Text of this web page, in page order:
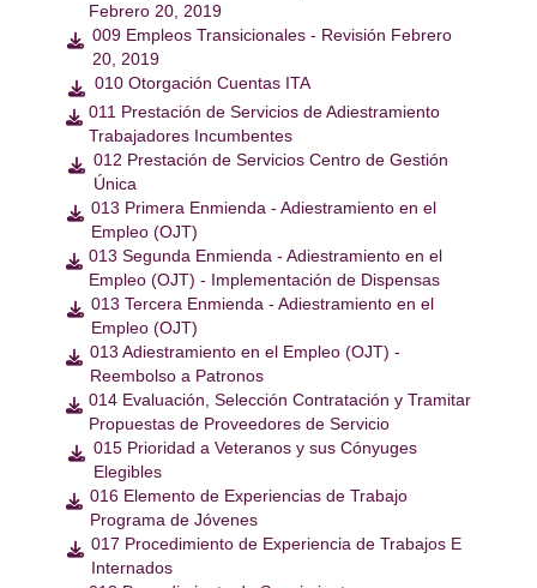
Febrero 20, 2019
 009 Empleos Transicionales - Revisión Febrero
20, 2019
 010 Otorgación Cuentas ITA
 011 Prestación de Servicios de Adiestramiento
Trabajadores Incumbentes
 012 Prestación de Servicios Centro de Gestión
Única
 013 Primera Enmienda - Adiestramiento en el
Empleo (OJT)
 013 Segunda Enmienda - Adiestramiento en el
Empleo (OJT) - Implementación de Dispensas
 013 Tercera Enmienda - Adiestramiento en el
Empleo (OJT)
 013 Adiestramiento en el Empleo (OJT) -
Reembolso a Patronos
 014 Evaluación, Selección Contratación y Tramitar
Propuestas de Proveedores de Servicio
 015 Prioridad a Veteranos y sus Cónyuges
Elegibles
 016 Elemento de Experiencias de Trabajo
Programa de Jóvenes
 017 Procedimiento de Experiencia de Trabajos E
Internados